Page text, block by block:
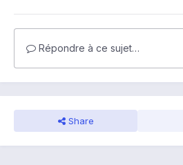
Répondre à ce sujet…
Share